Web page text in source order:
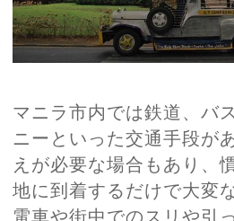
マニラ市内では鉄道、バ
ニーといった交通手段が
えが必要な場合もあり、
地に到着するだけで大変
電車や街中でのスリや引